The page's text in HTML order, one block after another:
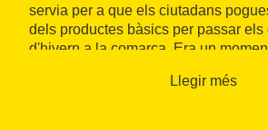
servia per a que els ciutadans
dels productes bàsics per passar els
d'hivern a la comarca. Era un
Llegir més